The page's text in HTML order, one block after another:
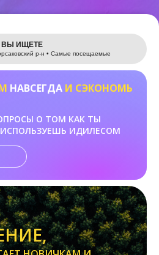
Leaflet
ВЫ ИЩЕТЕ
р-н • Самые посещаемые
НАВСЕГДА И СЭКОНОМЬ
О ТОМ КАК ТЫ
ИДИЛЕСОМ